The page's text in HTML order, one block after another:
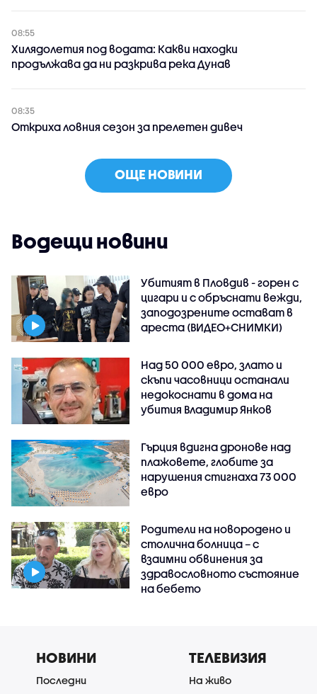
08:55
Хилядолетия под водата: Какви находки
продължава да ни разкрива река Дунав
08:35
Откриха ловния сезон за прелетен дивеч
ОЩЕ НОВИНИ
Водещи новини
Убитият в Пловдив - горен с
цигари и с обръснати вежди,
заподозрените остават в
ареста (ВИДЕО+СНИМКИ)
Над 50 000 евро, злато и
скъпи часовници останали
недокоснати в дома на
убития Владимир Янков
Гърция вдигна дронове над
плажовете, глобите за
нарушения стигнаха 73 000
евро
Родители на новородено и
столична болница – с
взаимни обвинения за
здравословното състояние
на бебето
НОВИНИ
Последни
ТЕЛЕВИЗИЯ
На живо